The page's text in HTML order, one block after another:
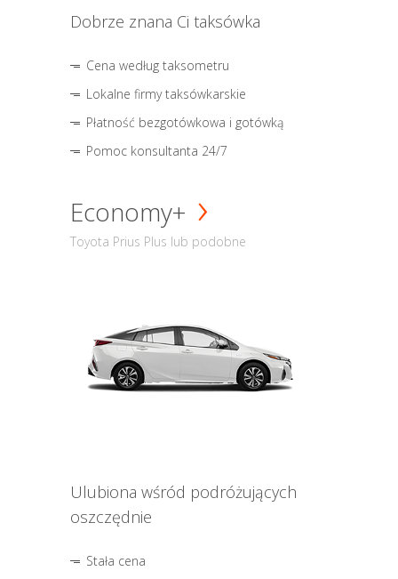
Dobrze znana Ci taksówka
Cena według taksometru
Lokalne firmy taksówkarskie
Płatność bezgotówkowa i gotówką
Pomoc konsultanta 24/7
Economy+
Toyota Prius Plus lub podobne
Ulubiona wśród podróżujących
oszczędnie
Stała cena